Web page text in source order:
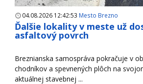
04.08.2026 12:42:53 Mesto Brezno
Ďalšie lokality v meste už
asfaltový povrch
Breznianska samospráva pokračuje v
chodníkov a spevnených plôch na
aktuálnej stavebnej ...